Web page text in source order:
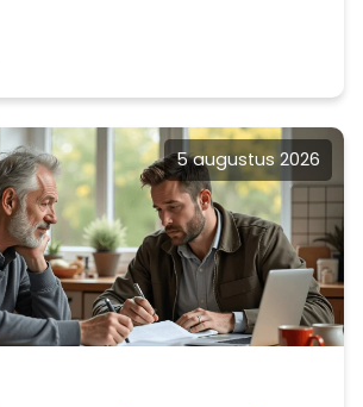
5 augustus 2026